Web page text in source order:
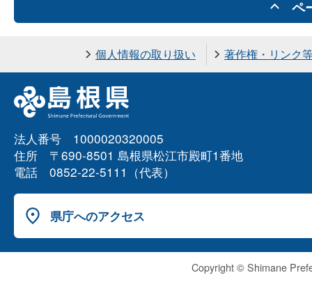
ペ
個人情報の取り扱い 著作権・リンク
法人番号 1000020320005
住所 〒690-8501 島根県松江市殿町1番地
電話 0852-22-5111（代表）
県庁へのアクセス
Copyright © Shimane